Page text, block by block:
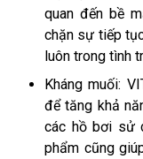
quan đến bề
chặn sự tiếp
luôn trong tình
Kháng muối:
để tăng khả
các hồ bơi sử
phẩm cũng